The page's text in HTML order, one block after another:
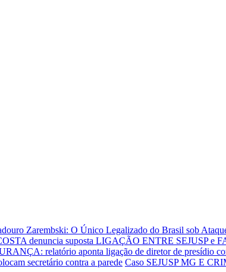
Zarembski: O Único Legalizado do Brasil sob
denuncia suposta LIGAÇÃO ENTRE SEJUSP e
relatório aponta ligação de diretor de presídio
secretário contra a parede Caso SEJUSP MG E